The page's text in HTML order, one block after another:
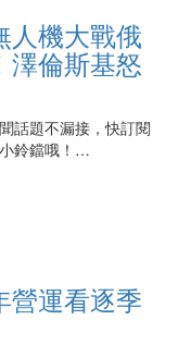
人機大戰俄
澤倫斯基怒
話題不漏接，快訂閱
鈴鐺哦！…
營運看逐季